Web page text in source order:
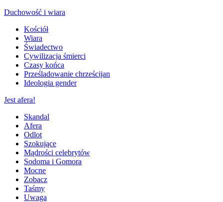
Duchowość i wiara
Kościół
Wiara
Świadectwo
Cywilizacja śmierci
Czasy końca
Prześladowanie chrześcijan
Ideologia gender
Jest afera!
Skandal
Afera
Odlot
Szokujące
Mądrości celebrytów
Sodoma i Gomora
Mocne
Zobacz
Taśmy
Uwaga